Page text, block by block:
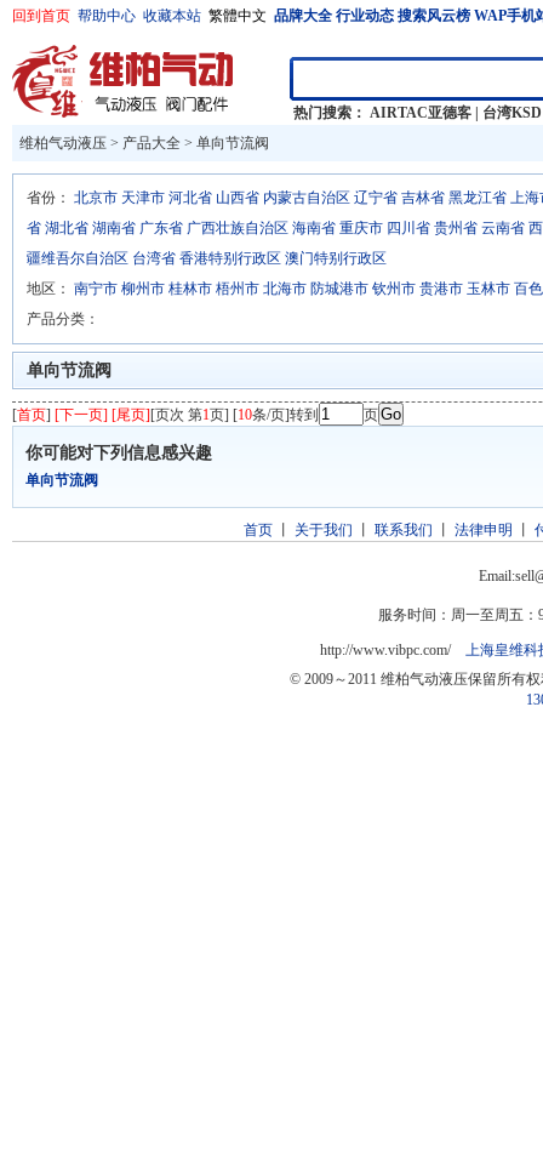
回到首页 帮助中心 收藏本站 繁體中文 品牌大全 行业动态 搜索风云榜 WAP手机
热门搜索： AIRTAC亚德客 台湾KSD
维柏气动液压 > 产品大全 > 单向节流阀
省份： 北京市 天津市 河北省 山西省 内蒙古自治区 辽宁省 吉林省 黑龙江省 上海
省 湖北省 湖南省 广东省 广西壮族自治区 海南省 重庆市 四川省 贵州省 云南省
疆维吾尔自治区 台湾省 香港特别行政区 澳门特别行政区
地区： 南宁市 柳州市 桂林市 梧州市 北海市 防城港市 钦州市 贵港市 玉林市 百
产品分类：
单向节流阀
[首页] [下一页] [尾页][页次 第1页] [10条/页]转到 页
你可能对下列信息感兴趣
单向节流阀
首页丨 关于我们 联系我们 法律申明
服务时间：周一至周五：
http://www.vibpc.com/ 上海皇维科
© 2009～2011 维柏气动液压保留所有